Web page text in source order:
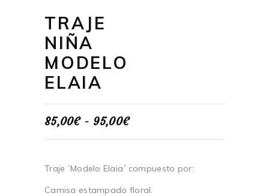
TRAJE
NIÑA
MODELO
ELAIA
85,00€ - 95,00€Rango
precios:
85,00€
hasta
95,00€
Traje `Modelo Elaia´ compuesto por:
Camisa estampado floral.